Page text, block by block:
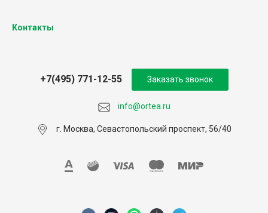
Контакты
info@ortea.ru
+7(495) 771-12-55
г. Москва, Севастопольский проспект, 56/40
Заказать звонок